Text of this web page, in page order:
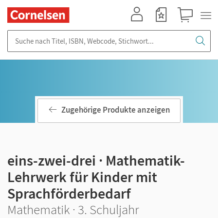
Zugehörige Produkte anzeigen
eins-zwei-drei · Mathematik-
Lehrwerk für Kinder mit
Sprachförderbedarf
Mathematik · 3. Schuljahr